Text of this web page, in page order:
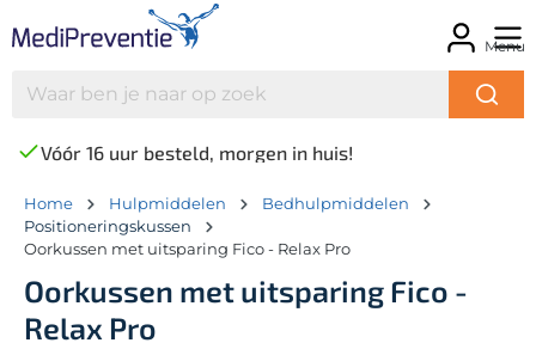
Menu
Vóór 16 uur besteld, morgen in huis!
Home Hulpmiddelen
Bedhulpmiddelen
Positioneringskussen
Oorkussen met uitsparing Fico - Relax Pro
Oorkussen met uitsparing Fico -
Relax Pro